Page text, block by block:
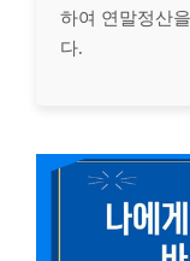
하여 연말정산
다.